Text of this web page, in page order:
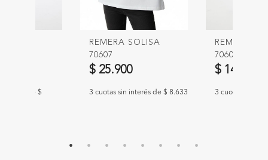
interés de $
REMERA SOLISA
70607
$ 25.900
3 cuotas sin interés de $ 8.633
REMERA
70607
$ 14.900
3 cuotas sin